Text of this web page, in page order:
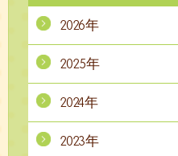
2026年
2025年
2024年
2023年